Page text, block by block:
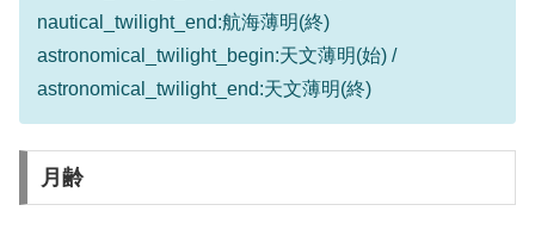
nautical_twilight_end:航海薄明(終)
astronomical_twilight_begin:天文薄明(始) /
astronomical_twilight_end:天文薄明(終)
月齢